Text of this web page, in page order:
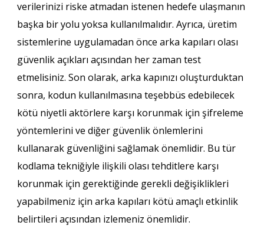
verilerinizi riske atmadan istenen hedefe ulaşmanın
başka bir yolu yoksa kullanılmalıdır. Ayrıca, üretim
sistemlerine uygulamadan önce arka kapıları olası
güvenlik açıkları açısından her zaman test
etmelisiniz. Son olarak, arka kapınızı oluşturduktan
sonra, kodun kullanılmasına teşebbüs edebilecek
kötü niyetli aktörlere karşı korunmak için şifreleme
yöntemlerini ve diğer güvenlik önlemlerini
kullanarak güvenliğini sağlamak önemlidir. Bu tür
kodlama tekniğiyle ilişkili olası tehditlere karşı
korunmak için gerektiğinde gerekli değişiklikleri
yapabilmeniz için arka kapıları kötü amaçlı etkinlik
belirtileri açısından izlemeniz önemlidir.